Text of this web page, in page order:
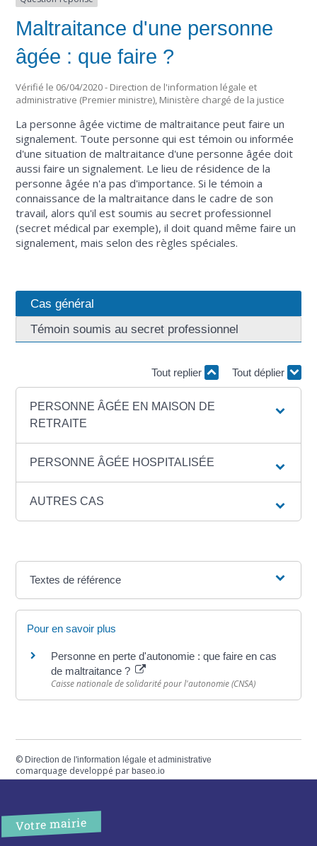
Maltraitance d'une personne
âgée : que faire ?
Vérifié le 06/04/2020 - Direction de l'information légale et
administrative (Premier ministre), Ministère chargé de la justice
La personne âgée victime de maltraitance peut faire un
signalement. Toute personne qui est témoin ou informée
d'une situation de maltraitance d'une personne âgée doit
aussi faire un signalement. Le lieu de résidence de la
personne âgée n'a pas d'importance. Si le témoin a
connaissance de la maltraitance dans le cadre de son
travail, alors qu'il est soumis au secret professionnel
(secret médical par exemple), il doit quand même faire un
signalement, mais selon des règles spéciales.
Cas général
Témoin soumis au secret professionnel
Tout replier Tout déplier
PERSONNE ÂGÉE EN MAISON DE
RETRAITE
PERSONNE ÂGÉE HOSPITALISÉE
AUTRES CAS
Textes de référence
Pour en savoir plus
Personne en perte d'autonomie : que faire en cas
de maltraitance ?
Caisse nationale de solidarité pour l'autonomie (CNSA)
© Direction de l'information légale et administrative
comarquage developpé parbaseo.io
Votre mairie